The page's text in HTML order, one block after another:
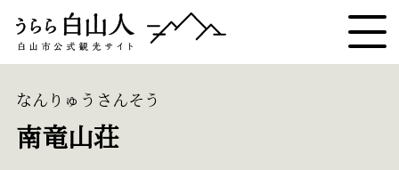
南竜山荘
なんりゅうさんそう